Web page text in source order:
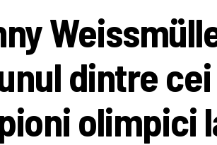
dintre
olimpici